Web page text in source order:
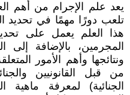
يعد علم الإجرام من أهم
تلعب دورًا مهمًا في تحديد
هذا العلم يعمل على
المجرمين، بالإضافة
ونتائجها وأهم الأمور
من قبل القانونيين
الجنائية) لمعرفة